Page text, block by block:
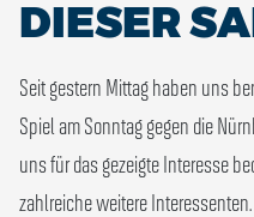
DIESER
Seit gestern Mittag haben uns
Spiel am Sonntag gegen die
uns für das gezeigte Interesse
zahlreiche weitere Interessenten.